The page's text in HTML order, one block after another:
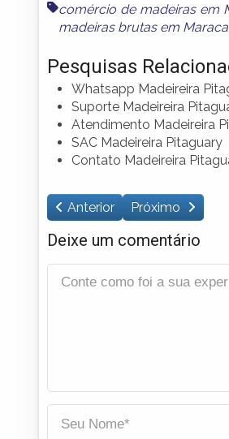
comércio de madeiras em
madeiras brutas em
Pesquisas
Whatsapp Madeireira
Suporte Madeireira
Atendimento Madeireira
SAC Madeireira Pitaguary
Contato Madeireira
Anterior Próximo
Deixe um comentário